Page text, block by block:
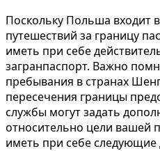
Поскольку Польша входит
путешествий за границу
иметь при себе
загранпаспорт. Важно
пребывания в странах
пересечения границы
службы могут задать
относительно цели вашей
иметь при себе следующие